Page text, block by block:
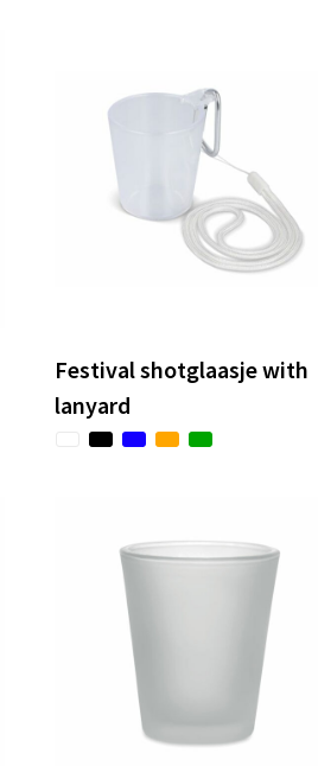
Festival shotglaasje with
lanyard